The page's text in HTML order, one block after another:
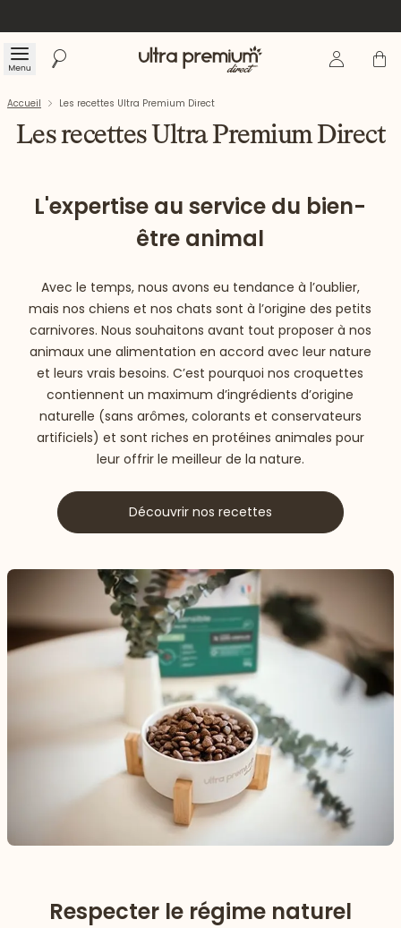
Menu Rechercher Accueil Se Panier
Accueil Les recettes Ultra Premium Direct
Les recettes Ultra Premium Direct
L'expertise au service du bien-
être animal
Avec le temps, nous avons eu tendance à l’oublier,
mais nos chiens et nos chats sont à l’origine des petits
carnivores. Nous souhaitons avant tout proposer à nos
animaux une alimentation en accord avec leur nature
et leurs vrais besoins. C’est pourquoi nos croquettes
contiennent un maximum d’ingrédients d’origine
naturelle (sans arômes, colorants et conservateurs
artificiels) et sont riches en protéines animales pour
leur offrir le meilleur de la nature.
Découvrir nos recettes
Respecter le régime naturel